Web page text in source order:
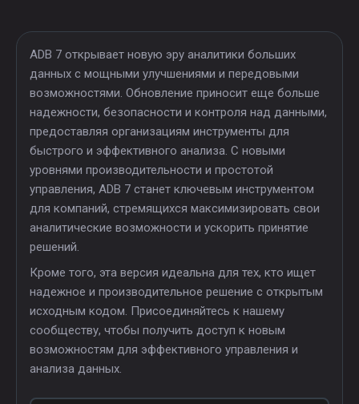
ADB 7 открывает новую эру аналитики больших
данных с мощными улучшениями и передовыми
возможностями. Обновление приносит еще больше
надежности, безопасности и контроля над данными,
предоставляя организациям инструменты для
быстрого и эффективного анализа. С новыми
уровнями производительности и простотой
управления, ADB 7 станет ключевым инструментом
для компаний, стремящихся максимизировать свои
аналитические возможности и ускорить принятие
решений.
Кроме того, эта версия идеальна для тех, кто ищет
надежное и производительное решение с открытым
исходным кодом. Присоединяйтесь к нашему
сообществу, чтобы получить доступ к новым
возможностям для эффективного управления и
анализа данных.